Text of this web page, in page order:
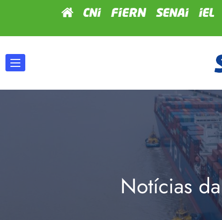
Notícias